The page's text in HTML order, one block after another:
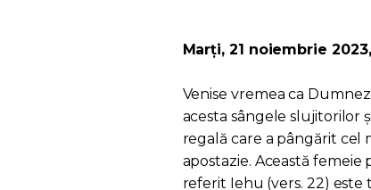
Marți, 21 noiembrie
Venise vremea ca
acesta sângele slujitorilor
regală care a pângărit
apostazie. Această femeie
referit Iehu (vers. 22)